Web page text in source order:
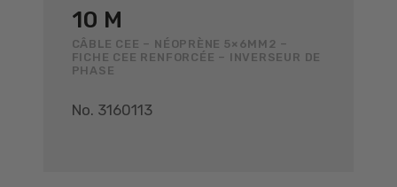
10 M
CÂBLE CEE – NÉOPRÈNE 5×6MM2 –
FICHE CEE RENFORCÉE – INVERSEUR DE
PHASE
No. 3160113